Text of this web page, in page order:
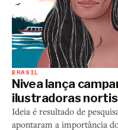
BRASIL
Nivea lança
ilustradoras
Ideia é resultado de
apontaram a importância